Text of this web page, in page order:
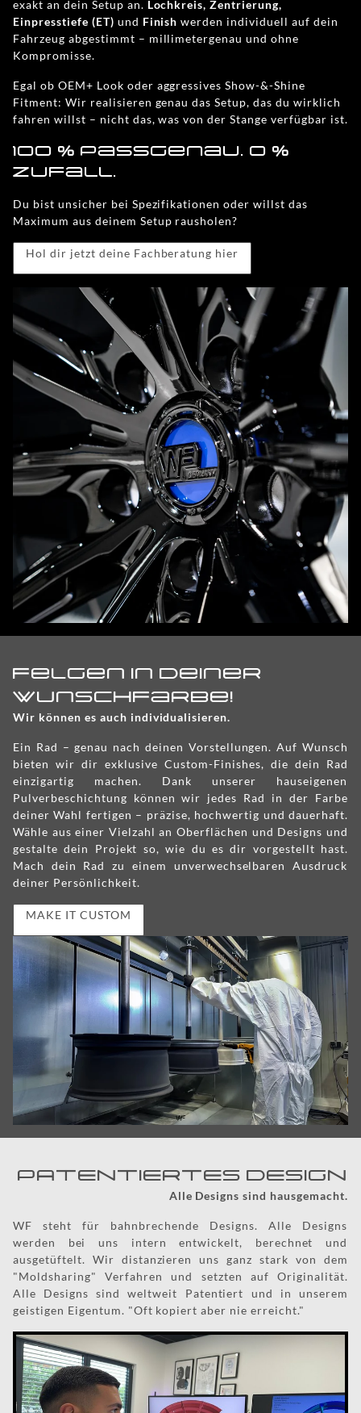
exakt an dein Setup an. Lochkreis, Zentrierung,
Einpresstiefe (ET) und Finish werden individuell auf dein
Fahrzeug abgestimmt – millimetergenau und ohne
Kompromisse.
Egal ob OEM+ Look oder aggressives Show-&-Shine
Fitment: Wir realisieren genau das Setup, das du wirklich
fahren willst – nicht das, was von der Stange verfügbar ist.
100 % passgenau. 0 %
Zufall.
Du bist unsicher bei Spezifikationen oder willst das
Maximum aus deinem Setup rausholen?
Hol dir jetzt deine Fachberatung hier
Felgen in Deiner
Wunschfarbe!
Wir können es auch individualisieren.
Ein Rad – genau nach deinen Vorstellungen. Auf Wunsch
bieten wir dir exklusive Custom-Finishes, die dein Rad
einzigartig machen. Dank unserer hauseigenen
Pulverbeschichtung können wir jedes Rad in der Farbe
deiner Wahl fertigen – präzise, hochwertig und dauerhaft.
Wähle aus einer Vielzahl an Oberflächen und Designs und
gestalte dein Projekt so, wie du es dir vorgestellt hast.
Mach dein Rad zu einem unverwechselbaren Ausdruck
deiner Persönlichkeit.
MAKE IT CUSTOM
PATENTIERTES DESIGN
Alle Designs sind hausgemacht.
WF steht für bahnbrechende Designs. Alle Designs
werden bei uns intern entwickelt, berechnet und
ausgetüftelt. Wir distanzieren uns ganz stark von dem
"Moldsharing" Verfahren und setzten auf Originalität.
Alle Designs sind weltweit Patentiert und in unserem
geistigen Eigentum. "Oft kopiert aber nie erreicht."